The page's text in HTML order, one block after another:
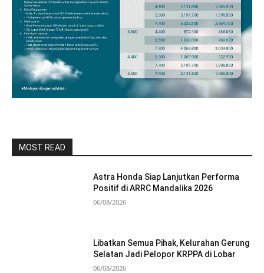
MOST READ
Astra Honda Siap Lanjutkan Performa
Positif di ARRC Mandalika 2026
06/08/2026
Libatkan Semua Pihak, Kelurahan Gerung
Selatan Jadi Pelopor KRPPA di Lobar
06/08/2026